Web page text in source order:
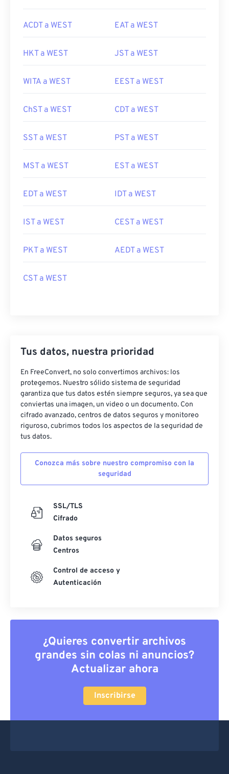
ACDT a WEST EAT a WEST
HKT a WEST JST a WEST
WITA a WEST EEST a WEST
ChST a WEST CDT a WEST
SST a WEST PST a WEST
MST a WEST EST a WEST
EDT a WEST IDT a WEST
IST a WEST CEST a WEST
PKT a WEST AEDT a WEST
CST a WEST
Tus datos, nuestra prioridad
En FreeConvert, no solo convertimos archivos: los
protegemos. Nuestro sólido sistema de seguridad
garantiza que tus datos estén siempre seguros, ya sea que
conviertas una imagen, un video o un documento. Con
cifrado avanzado, centros de datos seguros y monitoreo
riguroso, cubrimos todos los aspectos de la seguridad de
tus datos.
Conozca más sobre nuestro compromiso con la
seguridad
SSL/TLS
Cifrado
Datos seguros
Centros
Control de acceso y
Autenticación
¿Quieres convertir archivos
grandes sin colas ni anuncios?
Actualizar ahora
Inscribirse